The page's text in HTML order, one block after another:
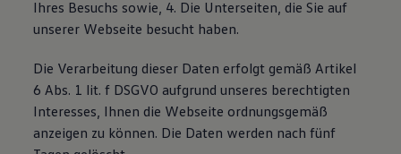
Bulli Magazin
Fahrzeugabholung ab Werk
Ihres Besuchs sowie, 4. Die Unterseiten, die Sie auf
unserer Webseite besucht haben.
Die Verarbeitung dieser Daten erfolgt gemäß Artikel
6 Abs. 1 lit. f DSGVO aufgrund unseres berechtigten
Interesses, Ihnen die Webseite ordnungsgemäß
anzeigen zu können. Die Daten werden nach fünf